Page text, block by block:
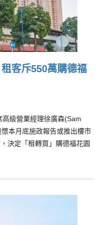
客斥550萬購德福
級營業經理徐廣森(Sam
本月底施政報告或推出樓市
決定「租轉買」購德福花園